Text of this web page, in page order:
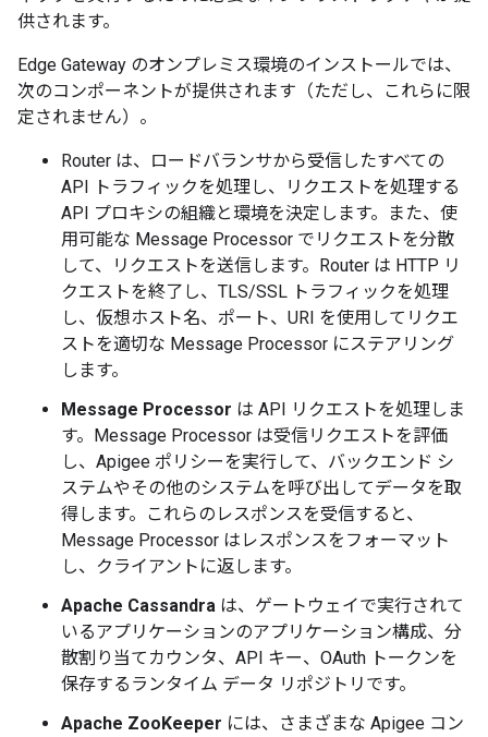
供されます。
Edge Gateway のオンプレミス環境のインストールでは、
次のコンポーネントが提供されます（ただし、これらに限
定されません）。
Router は、ロードバランサから受信したすべての
API トラフィックを処理し、リクエストを処理する
API プロキシの組織と環境を決定します。また、使
用可能な Message Processor でリクエストを分散
して、リクエストを送信します。Router は HTTP リ
クエストを終了し、TLS/SSL トラフィックを処理
し、仮想ホスト名、ポート、URI を使用してリクエ
ストを適切な Message Processor にステアリング
します。
Message Processor は API リクエストを処理しま
す。Message Processor は受信リクエストを評価
し、Apigee ポリシーを実行して、バックエンド シ
ステムやその他のシステムを呼び出してデータを取
得します。これらのレスポンスを受信すると、
Message Processor はレスポンスをフォーマット
し、クライアントに返します。
Apache Cassandra は、ゲートウェイで実行されて
いるアプリケーションのアプリケーション構成、分
散割り当てカウンタ、API キー、OAuth トークンを
保存するランタイム データ リポジトリです。
Apache ZooKeeper には、さまざまな Apigee コン